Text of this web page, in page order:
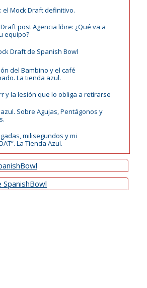
el Mock Draft definitivo.
Draft post Agencia libre: ¿Qué va a
equipo?
Draft de Spanish Bowl
del Bambino y el café
La tienda azul.
y la lesión que lo obliga a retirarse
Sobre Agujas, Pentágonos y
milisegundos y mi
La Tienda Azul.